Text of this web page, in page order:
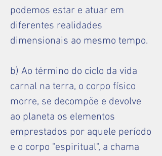
podemos estar e atuar em
diferentes realidades
dimensionais ao mesmo tempo.
b) Ao término do ciclo da vida
carnal na terra, o corpo físico
morre, se decompõe e devolve
ao planeta os elementos
emprestados por aquele período
e o corpo "espiritual", a chama